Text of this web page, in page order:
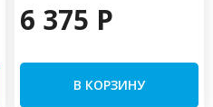
6 375 P
В КОРЗИНУ